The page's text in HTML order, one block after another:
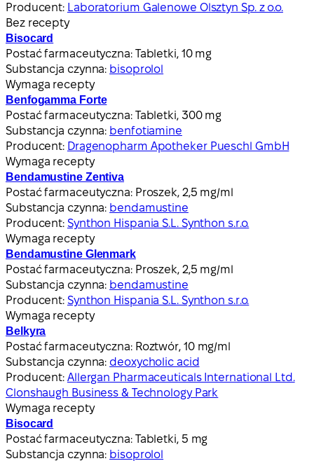
Producent: Laboratorium Galenowe Olsztyn Sp. z o.o.
Bez recepty
Bisocard
Postać farmaceutyczna: Tabletki, 10 mg
Substancja czynna: bisoprolol
Wymaga recepty
Benfogamma Forte
Postać farmaceutyczna: Tabletki, 300 mg
Substancja czynna: benfotiamine
Producent: Dragenopharm Apotheker Pueschl GmbH
Wymaga recepty
Bendamustine Zentiva
Postać farmaceutyczna: Proszek, 2,5 mg/ml
Substancja czynna: bendamustine
Producent: Synthon Hispania S.L. Synthon s.r.o.
Wymaga recepty
Bendamustine Glenmark
Postać farmaceutyczna: Proszek, 2,5 mg/ml
Substancja czynna: bendamustine
Producent: Synthon Hispania S.L. Synthon s.r.o.
Wymaga recepty
Belkyra
Postać farmaceutyczna: Roztwór, 10 mg/ml
Substancja czynna: deoxycholic acid
Producent: Allergan Pharmaceuticals International Ltd.
Clonshaugh Business & Technology Park
Wymaga recepty
Bisocard
Postać farmaceutyczna: Tabletki, 5 mg
Substancja czynna: bisoprolol